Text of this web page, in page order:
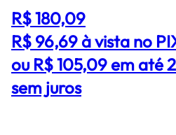
R$ 180,09
R$ 96,69à vista no
ou R$ 105,09 em até
sem juros